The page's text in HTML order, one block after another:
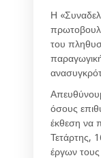
Η
του
όσους
έκθεση να
Τετάρτης,
έργων